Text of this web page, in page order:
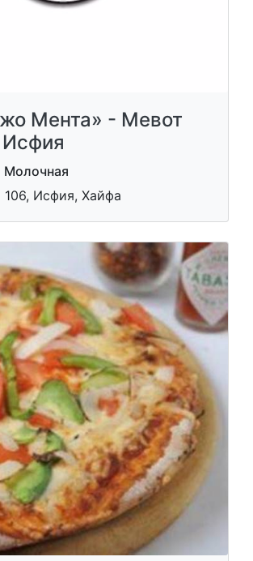
Мента» - Мевот
Молочная
Исфия, Хайфа